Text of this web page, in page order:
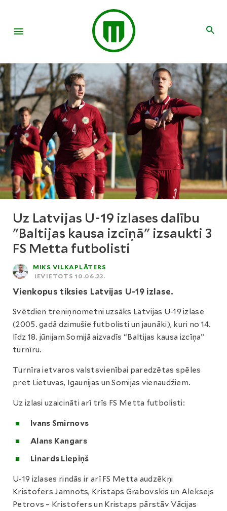
Uz Latvijas U-19 izlases dalību
"Baltijas kausa izcīņā" izsaukti 3
FS Metta futbolisti
MIKS VILKAPLĀTERS
IEVIETOTS 10.06.23.
Vienkopus tiksies Latvijas U-19 izlase.
Svētdien treniņnometni uzsāks Latvijas U-19 izlase
(2005. gadā dzimušie futbolisti un jaunāki), kuri no 14.
līdz 18. jūnijam Somijā aizvadīs “Baltijas kausa izcīņa”
turnīru.
Turnīra ietvaros valstsvienībai paredzētas spēles
pret Lietuvas, Igaunijas un Somijas vienaudžiem.
Uz izlasi uzaicināti arī trīs FS Metta futbolisti:
Ivans Smirnovs
Alans Kangars
Linards Liepiņš
U-19 izlases rindās ir arī FS Metta audzēkņi
Kristofers Jamnots, Kristaps Grabovskis un Aleksejs
Petrovs – Kristofers un Kristaps pārstāv Vācijas